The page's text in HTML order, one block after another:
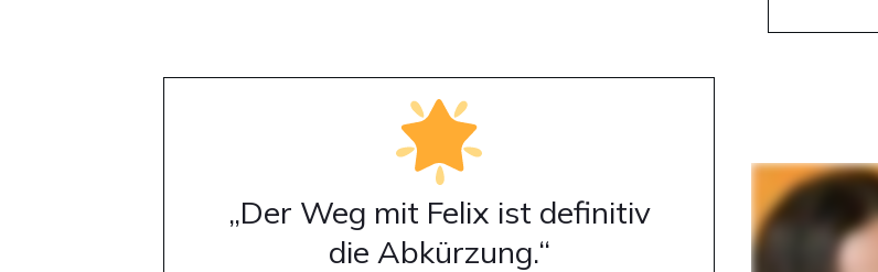
„Der Weg mit Felix ist definitiv
die Abkürzung.“